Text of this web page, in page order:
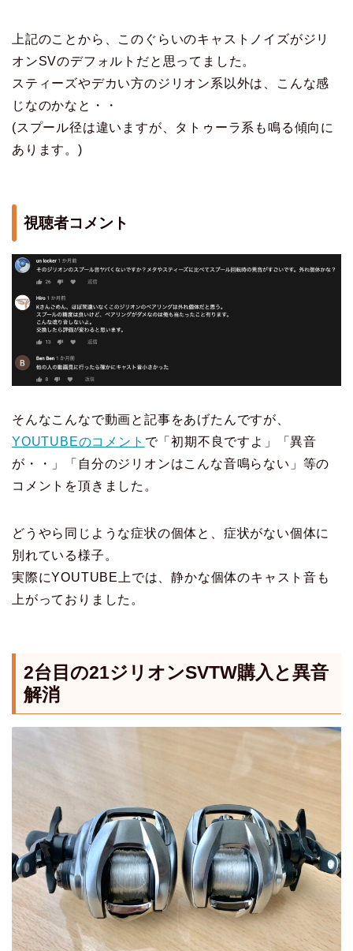
上記のことから、このぐらいのキャストノイズがジリ
オンSVのデフォルトだと思ってました。
スティーズやデカい方のジリオン系以外は、こんな感
じなのかなと・・
(スプール径は違いますが、タトゥーラ系も鳴る傾向に
あります。)
視聴者コメント
そんなこんなで動画と記事をあげたんですが、
YOUTUBEのコメント で「初期不良ですよ」「異音
が・・」「自分のジリオンはこんな音鳴らない」等の
コメントを頂きました。
どうやら同じような症状の個体と、症状がない個体に
別れている様子。
実際にYOUTUBE上では、静かな個体のキャスト音も
上がっておりました。
2台目の21ジリオンSVTW購入と異音
解消